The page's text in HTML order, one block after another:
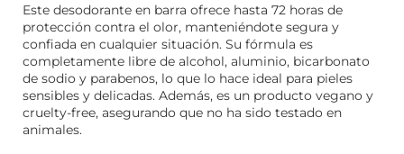
Este desodorante en barra ofrece hasta 72 horas de
protección contra el olor, manteniéndote segura y
confiada en cualquier situación. Su fórmula es
completamente libre de alcohol, aluminio, bicarbonato
de sodio y parabenos, lo que lo hace ideal para pieles
sensibles y delicadas. Además, es un producto vegano y
cruelty-free, asegurando que no ha sido testado en
animales.